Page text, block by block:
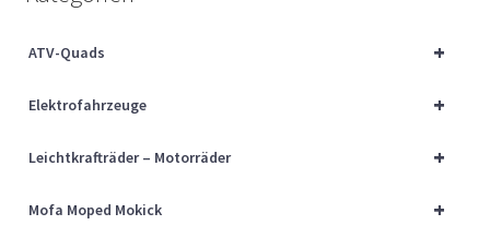
Über uns
+
ATV-Quads
+
Elektrofahrzeuge
+
Leichtkrafträder – Motorräder
+
Mofa Moped Mokick